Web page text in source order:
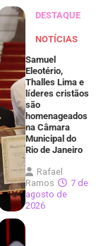
DESTAQUE
NOTÍCIAS
Samuel
Eleotério,
Thalles Lima e
líderes cristãos
são
homenageados
na Câmara
Municipal do
Rio de Janeiro
Rafael
Ramos
7 de
agosto de
2026